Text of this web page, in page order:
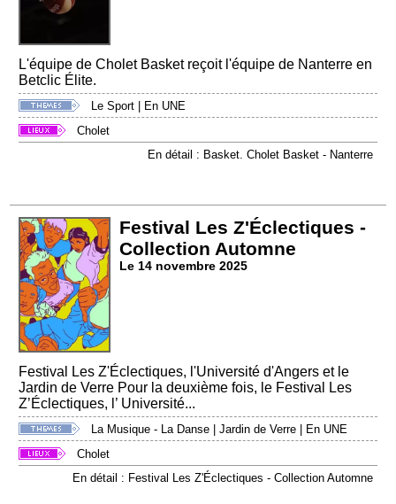
L'équipe de Cholet Basket reçoit l'équipe de Nanterre en
Betclic Élite.
Le Sport
En UNE
Cholet
En détail : Basket. Cholet Basket - Nanterre
Festival Les Z'Éclectiques -
Collection Automne
Le 14 novembre 2025
Festival Les Z'Éclectiques, l'Université d'Angers et le
Jardin de Verre Pour la deuxième fois, le Festival Les
Z’Éclectiques, l’ Université...
La Musique - La Danse |Jardin de Verre
En UNE
Cholet
En détail : Festival Les Z'Éclectiques - Collection Automne